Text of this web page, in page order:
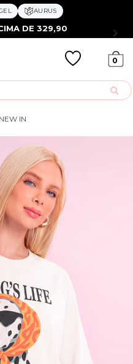
AURUS
DE 329,90
0
NEW IN